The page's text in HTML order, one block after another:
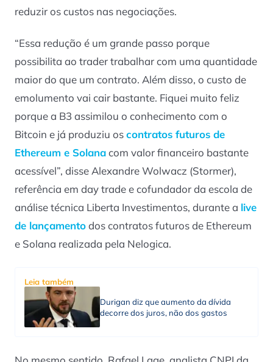
reduzir os custos nas negociações.
“Essa redução é um grande passo porque
possibilita ao trader trabalhar com uma quantidade
maior do que um contrato. Além disso, o custo de
emolumento vai cair bastante. Fiquei muito feliz
porque a B3 assimilou o conhecimento com o
Bitcoin e já produziu oscontratos futuros de
Ethereum e Solanacom valor financeiro bastante
acessível”, disse Alexandre Wolwacz (Stormer),
referência em day trade e cofundador da escola de
análise técnica Liberta Investimentos, durante a live
de lançamentodos contratos futuros de Ethereum
e Solana realizada pela Nelogica.
Leia também
Durigan diz que aumento da dívida
decorre dos juros, não dos gastos